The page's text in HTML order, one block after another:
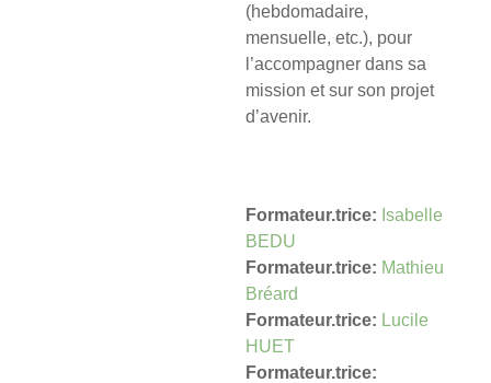
(hebdomadaire,
mensuelle, etc.), pour
l’accompagner dans sa
mission et sur son projet
d’avenir.
Formateur.trice: Isabelle
BEDU
Formateur.trice: Mathieu
Bréard
Formateur.trice: Lucile
HUET
Formateur.trice: